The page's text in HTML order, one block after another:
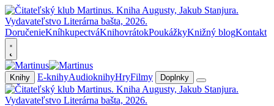
DoručenieKníhkupectváKnihovrátokPoukážkyKnižný blogKontakt
Knihy E-knihyAudioknihyHryFilmy Doplnky